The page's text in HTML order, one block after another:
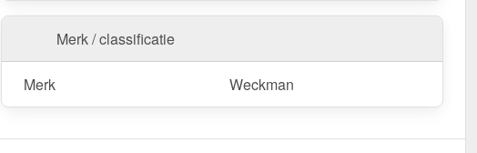
Merk / classificatie
Merk Weckman